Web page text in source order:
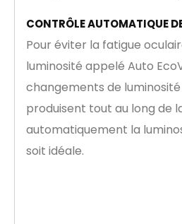
CONTRÔLE AUTOMATIQUE
Pour éviter la fatigue
luminosité appelé Auto
changements de
produisent tout au long de
automatiquement la
soit idéale.